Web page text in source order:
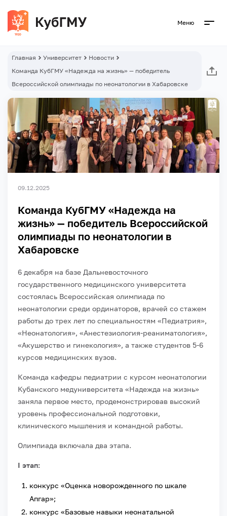
Меню
Главная Университет
Новости
Команда КубГМУ «Надежда на жизнь» — победитель
Всероссийской олимпиады по неонатологии в Хабаровске
09.12.2025
Команда КубГМУ «Надежда на
жизнь» — победитель Всероссийской
олимпиады по неонатологии в
Хабаровске
6 декабря на базе Дальневосточного
государственного медицинского университета
состоялась Всероссийская олимпиада по
неонатологии среди ординаторов, врачей со стажем
работы до трех лет по специальностям «Педиатрия»,
«Неонатология», «Анестезиология-реаниматология»,
«Акушерство и гинекология», а также студентов 5-6
курсов медицинских вузов.
Команда кафедры педиатрии с курсом неонатологии
Кубанского медуниверситета «Надежда на жизнь»
заняла первое место, продемонстрировав высокий
уровень профессиональной подготовки,
клинического мышления и командной работы.
Олимпиада включала два этапа.
I этап:
конкурс «Оценка новорожденного по шкале
Апгар»;
конкурс «Базовые навыки неонатальной